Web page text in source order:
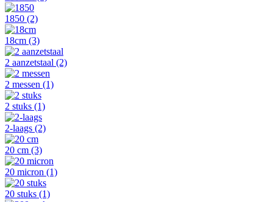
1850 (2)
18cm (3)
2 aanzetstaal (2)
2 messen (1)
2 stuks (1)
2-laags (2)
20 cm (3)
20 micron (1)
20 stuks (1)